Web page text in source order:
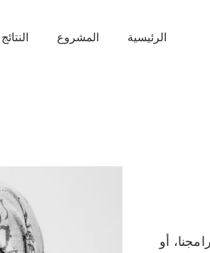
الرئيسية المشروع النتائج
أو